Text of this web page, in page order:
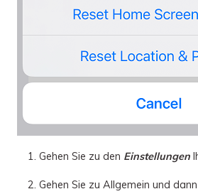
Gehen Sie zu den Einstellungen
Gehen Sie zu Allgemein und